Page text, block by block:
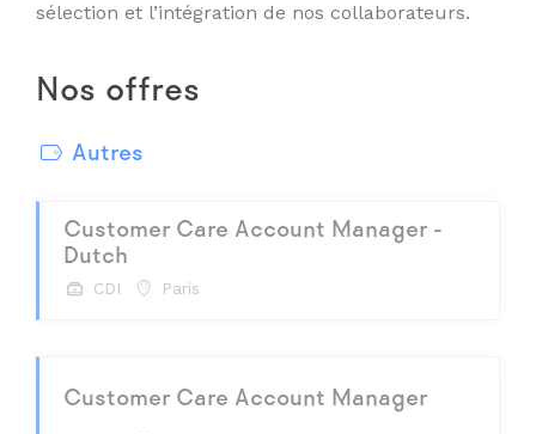
sélection et l’intégration de nos collaborateurs.
Nos offres
Autres
Customer Care Account Manager -
Dutch
CDI Paris
Customer Care Account Manager